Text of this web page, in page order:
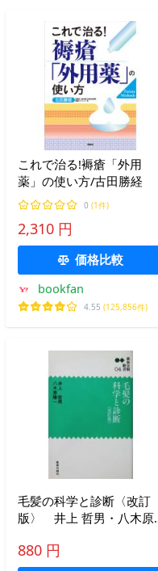
これで治る!褥瘡「外用
薬」の使い方/古田勝経
0 (1件)
2,310 円
価格比較
bookfan
4.55 (125,856件)
毛髪の科学と診断〈改訂
版〉 井上 哲男・八木原
880 円